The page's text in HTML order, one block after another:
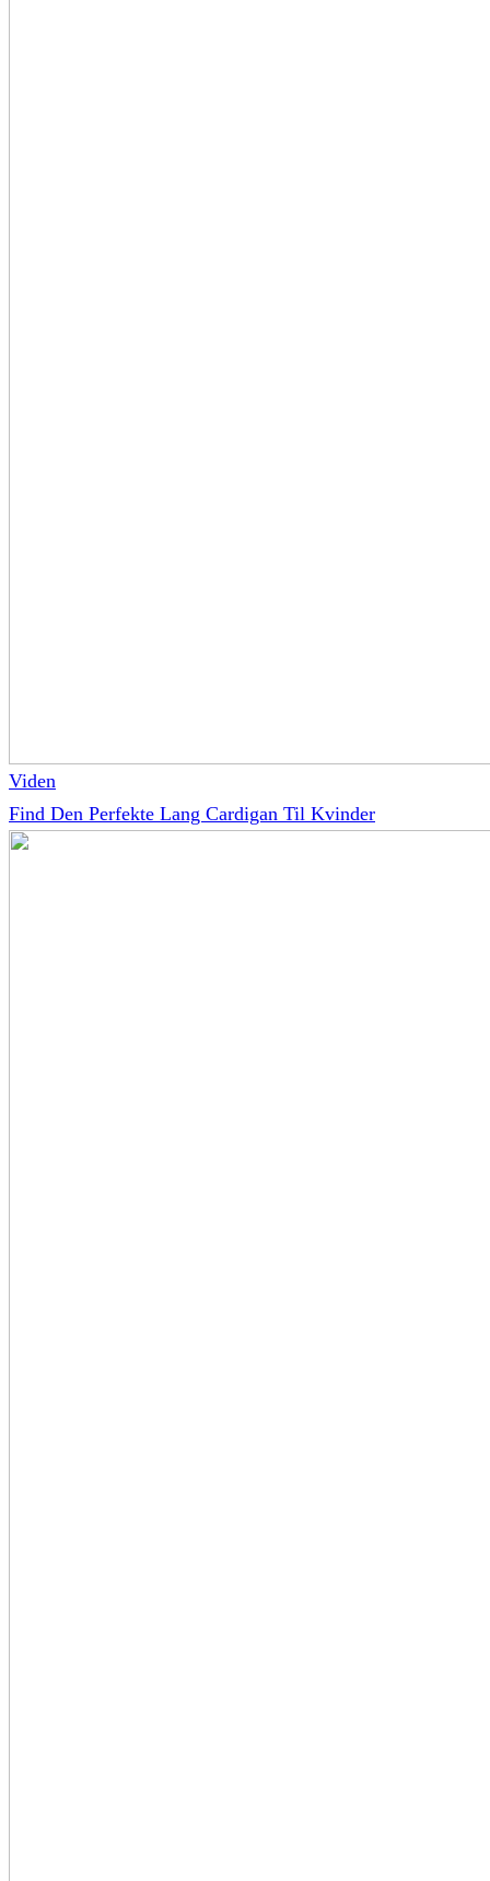
Viden
Find Den Perfekte Lang Cardigan Til Kvinder